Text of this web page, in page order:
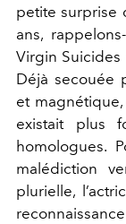
petite surprise
ans,
Virgin Suicides
Déjà secouée
et magnétique,
existait plus
homologues.
malédiction
plurielle,